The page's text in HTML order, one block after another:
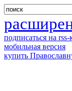
подписаться на rss-
мобильная версия
купить